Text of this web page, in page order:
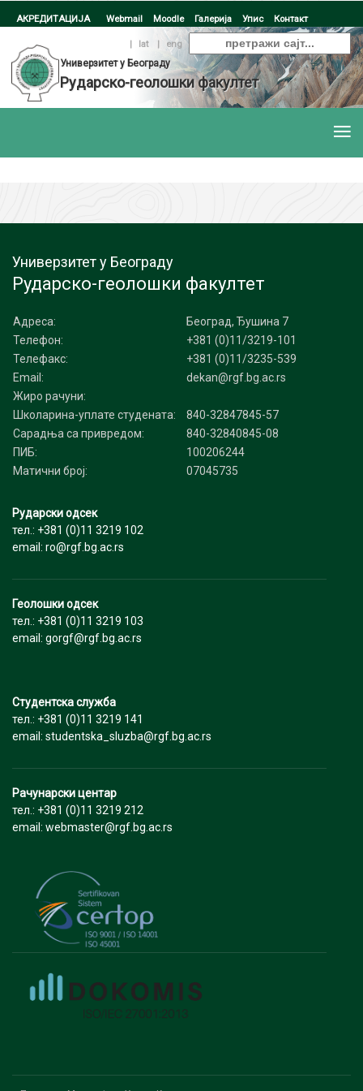
АКРЕДИТАЦИЈА Webmail Moodle Галерија Упис Контакт
| lat |
eng
Универзитет у Београду
Рударско-геолошки факултет
Универзитет у Београду
Рударско-геолошки факултет
Адреса:
Београд, Ђушина 7
Телефон:
+381 (0)11/3219-101
Телефакс:
+381 (0)11/3235-539
Email:
dekan@rgf.bg.ac.rs
Жиро рачуни:
Школарина-уплате студената:
840-32847845-57
Сарадња са привредом:
840-32840845-08
ПИБ:
100206244
Матични број:
07045735
Рударски одсек
тел.: +381 (0)11 3219 102
email: ro@rgf.bg.ac.rs
Геолошки одсек
тел.: +381 (0)11 3219 103
email: gorgf@rgf.bg.ac.rs
Студентска служба
тел.: +381 (0)11 3219 141
email: studentska_sluzba@rgf.bg.ac.rs
Рачунарски центар
тел.: +381 (0)11 3219 212
email: webmaster@rgf.bg.ac.rs